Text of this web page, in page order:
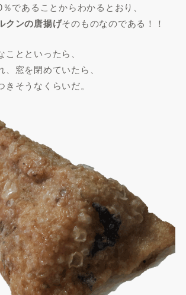
であることからわかるとおり、
クンの唐揚げそのものなのである！！
とといったら、
、窓を閉めていたら、
そうなくらいだ。